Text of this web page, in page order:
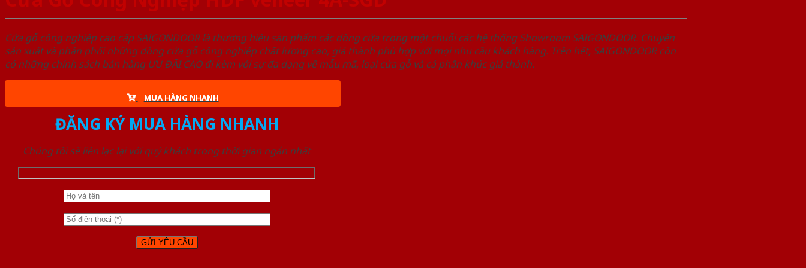
Cửa gỗ công nghiệp cao cấp SAIGONDOOR là thương hiệu sản phẩm các dòng cửa trong một chuỗi các hệ thống Showroom SAIGONDOOR. Chuyên
sản xuất và phân phối những dòng cửa gỗ công nghiệp chất lượng cao, giá thành phù hợp với mọi nhu cầu khách hàng. Trên hết, SAIGONDOOR còn
có những chính sách bán hàng ƯU ĐÃI CAO đi kèm với sự đa dạng về mẫu mã, loại cửa gỗ và cả phân khúc giá thành.
MUA HÀNG NHANH
ĐĂNG KÝ MUA HÀNG NHANH
Chúng tôi sẽ liên lạc lại với quý khách trong thời gian ngắn nhất